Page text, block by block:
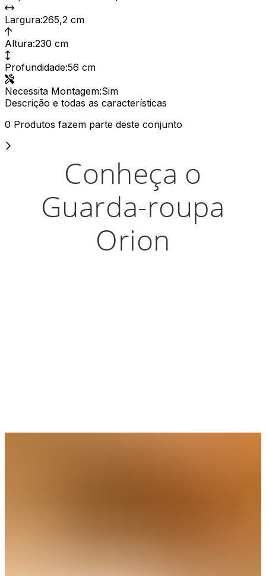
Largura:265,2 cm
Altura:230 cm
Profundidade:56 cm
Necessita Montagem:Sim
Descrição e todas as características
0 Produtos fazem parte deste conjunto
Conheça o
Guarda-roupa
Orion